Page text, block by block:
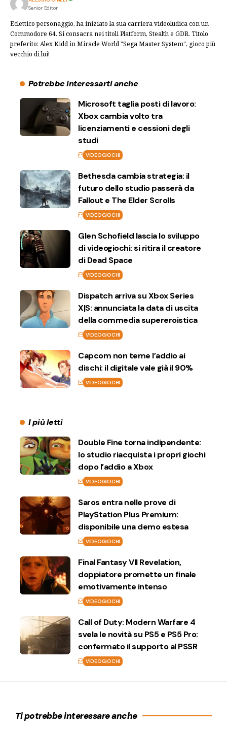
Senior Editor
Eclettico personaggio, ha iniziato la sua carriera videoludica con un
Commodore 64. Si consacra nei titoli Platform, Stealth e GDR. Titolo
preferito: Alex Kidd in Miracle World "Sega Master System", gioco più
vecchio di lui!
Potrebbe interessarti anche
Microsoft taglia posti di lavoro:
Xbox cambia volto tra
licenziamenti e cessioni degli
studi
VIDEOGIOCHI
Bethesda cambia strategia: il
futuro dello studio passerà da
Fallout e The Elder Scrolls
VIDEOGIOCHI
Glen Schofield lascia lo sviluppo
di videogiochi: si ritira il creatore
di Dead Space
VIDEOGIOCHI
Dispatch arriva su Xbox Series
X|S: annunciata la data di uscita
della commedia supereroistica
VIDEOGIOCHI
Capcom non teme l’addio ai
dischi: il digitale vale già il 90%
VIDEOGIOCHI
I più letti
Double Fine torna indipendente:
lo studio riacquista i propri giochi
dopo l’addio a Xbox
VIDEOGIOCHI
Saros entra nelle prove di
PlayStation Plus Premium:
disponibile una demo estesa
VIDEOGIOCHI
Final Fantasy VII Revelation,
doppiatore promette un finale
emotivamente intenso
VIDEOGIOCHI
Call of Duty: Modern Warfare 4
svela le novità su PS5 e PS5 Pro:
confermato il supporto al PSSR
VIDEOGIOCHI
Ti potrebbe interessare anche